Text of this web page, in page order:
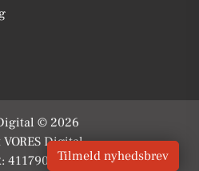
© 2026
Digital
41179082Tilmeld nyhedsbrev